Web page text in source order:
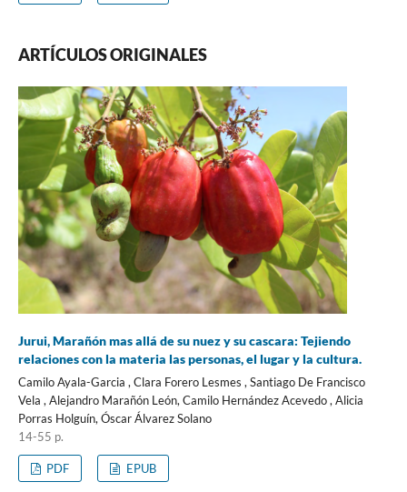
ARTÍCULOS ORIGINALES
Jurui, Marañón mas allá de su nuez y su cascara: Tejiendo
relaciones con la materia las personas, el lugar y la cultura.
Camilo Ayala-Garcia , Clara Forero Lesmes , Santiago De Francisco
Vela , Alejandro Marañón León, Camilo Hernández Acevedo , Alicia
Porras Holguín, Óscar Álvarez Solano
14-55 p.
PDF EPUB